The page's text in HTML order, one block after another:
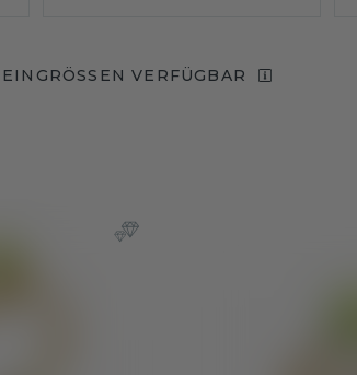
VERFÜGBAR